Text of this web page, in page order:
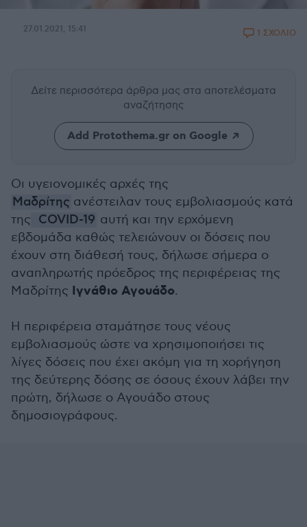
27.01.2021, 15:41 1 ΣΧΟΛΙΟ
Δείτε περισσότερα άρθρα μας στα αποτελέσματα
αναζήτησης
Add Protothema.gr on Google
Οι υγειονομικές αρχές της
Μαδρίτης ανέστειλαν τους εμβολιασμούς κατά
της
COVID-19 αυτή και την ερχόμενη
εβδομάδα καθώς τελειώνουν οι δόσεις που
έχουν στη διάθεσή τους, δήλωσε σήμερα ο
αναπληρωτής πρόεδρος της περιφέρειας της
Μαδρίτης Ιγνάθιο Αγουάδο.
Η περιφέρεια σταμάτησε τους νέους
εμβολιασμούς ώστε να χρησιμοποιήσει τις
λίγες δόσεις που έχει ακόμη για τη χορήγηση
της δεύτερης δόσης σε όσους έχουν λάβει την
πρώτη, δήλωσε ο Αγουάδο στους
δημοσιογράφους.